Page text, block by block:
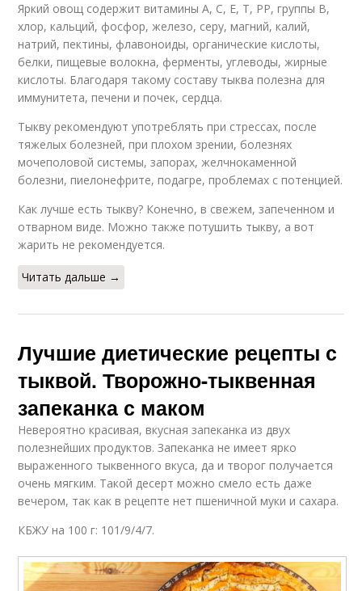
Яркий овощ содержит витамины А, С, Е, Т, РР, группы В,
хлор, кальций, фосфор, железо, серу, магний, калий,
натрий, пектины, флавоноиды, органические кислоты,
белки, пищевые волокна, ферменты, углеводы, жирные
кислоты. Благодаря такому составу тыква полезна для
иммунитета, печени и почек, сердца.
Тыкву рекомендуют употреблять при стрессах, после
тяжелых болезней, при плохом зрении, болезнях
мочеполовой системы, запорах, желчнокаменной
болезни, пиелонефрите, подагре, проблемах с потенцией.
Как лучше есть тыкву? Конечно, в свежем, запеченном и
отварном виде. Можно также потушить тыкву, а вот
жарить не рекомендуется.
Читать дальше →
Лучшие диетические рецепты с
тыквой. Творожно-тыквенная
запеканка с маком
Невероятно красивая, вкусная запеканка из двух
полезнейших продуктов. Запеканка не имеет ярко
выраженного тыквенного вкуса, да и творог получается
очень мягким. Такой десерт можно смело есть даже
вечером, так как в рецепте нет пшеничной муки и сахара.
КБЖУ на 100 г: 101/9/4/7.